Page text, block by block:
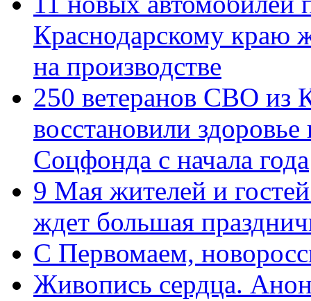
Краснодарскому краю
на производстве
250 ветеранов СВО из
восстановили
Соцфонда с начала года
9 Мая жителей и
ждет большая
C Первомаем,
Живопись сердца.